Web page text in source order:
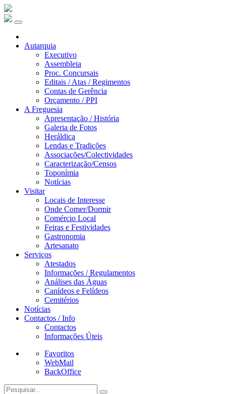
Autarquia
Executivo
Assembleia
Proc. Concursais
Editais / Atas / Regimentos
Contas de Gerência
Orçamento / PPI
A Freguesia
Apresentação / História
Galeria de Fotos
Heráldica
Lendas e Tradições
Associações/Colectividades
Caracterização/Censos
Toponímia
Notícias
Visitar
Locais de Interesse
Onde Comer/Dormir
Comércio Local
Feiras e Festividades
Gastronomia
Artesanato
Serviços
Atestados
Informações / Regulamentos
Análises das Águas
Canídeos e Felídeos
Cemitérios
Notícias
Contactos / Info
Contactos
Informações Úteis
Favoritos
WebMail
BackOffice